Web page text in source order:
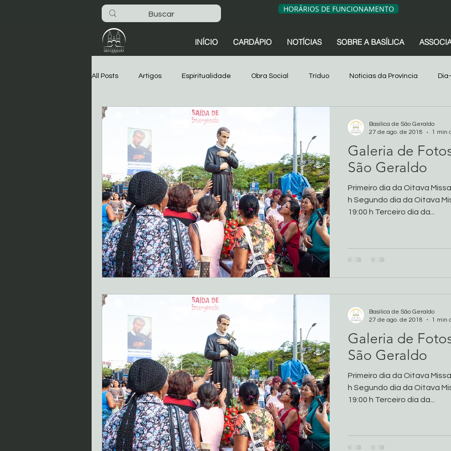
HORÁRIOS DE FUNCIONAMENTO
INÍCIO CARDÁPIO NOTÍCIAS SOBRE A BASÍLICA
All Posts Artigos Espiritualidade Obra Social Tríduo Noticias da Província
Oitava Associação dos Devotos
Dia-a-dia na Basílica Noticias da Província São Geraldo Artigos Associação dos
Começar Sua comunidade Sua comunidade Oitava 2024
Galeria de
São Geraldo
Primeiro dia da Oitava
h Segundo dia da Oitava
19:00 h Terceiro dia da...
Basílica de São Geraldo
27 de ago. de 2018
1 min
Galeria de
São Geraldo
Primeiro dia da Oitava
h Segundo dia da Oitava
19:00 h Terceiro dia da...
Basílica de São Geraldo
27 de ago. de 2018
1 min